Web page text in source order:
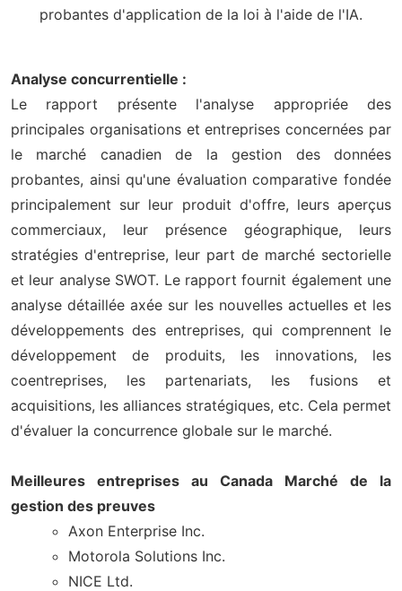
probantes d'application de la loi à l'aide de l'IA.
Analyse concurrentielle :
Le rapport présente l'analyse appropriée des
principales organisations et entreprises concernées par
le marché canadien de la gestion des données
probantes, ainsi qu'une évaluation comparative fondée
principalement sur leur produit d'offre, leurs aperçus
commerciaux, leur présence géographique, leurs
stratégies d'entreprise, leur part de marché sectorielle
et leur analyse SWOT. Le rapport fournit également une
analyse détaillée axée sur les nouvelles actuelles et les
développements des entreprises, qui comprennent le
développement de produits, les innovations, les
coentreprises, les partenariats, les fusions et
acquisitions, les alliances stratégiques, etc. Cela permet
d'évaluer la concurrence globale sur le marché.
Meilleures entreprises au Canada Marché de la
gestion des preuves
Axon Enterprise Inc.
Motorola Solutions Inc.
NICE Ltd.